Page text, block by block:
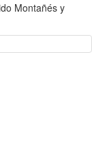
Montañés y